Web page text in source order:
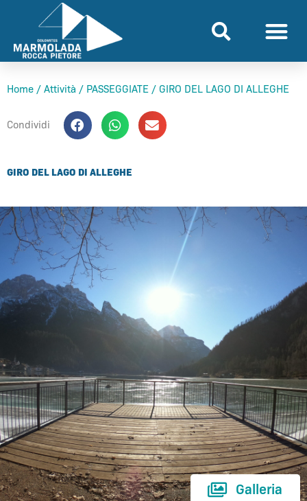
contenuto
Home / Attività / PASSEGGIATE / GIRO DEL LAGO DI ALLEGHE
Condividi
GIRO DEL LAGO DI ALLEGHE
Galleria